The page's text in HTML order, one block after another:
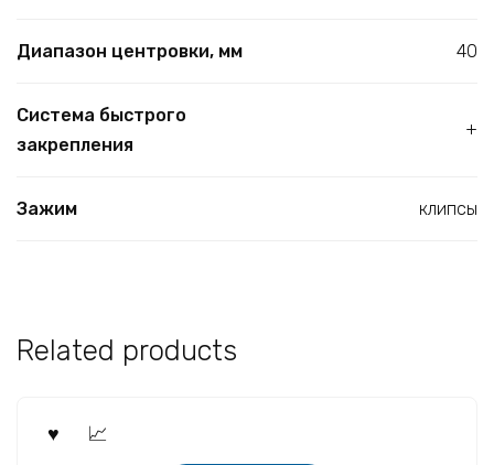
Диапазон центровки, мм 40
Система быстрого
закрепления
+
Зажим клипсы
Related products